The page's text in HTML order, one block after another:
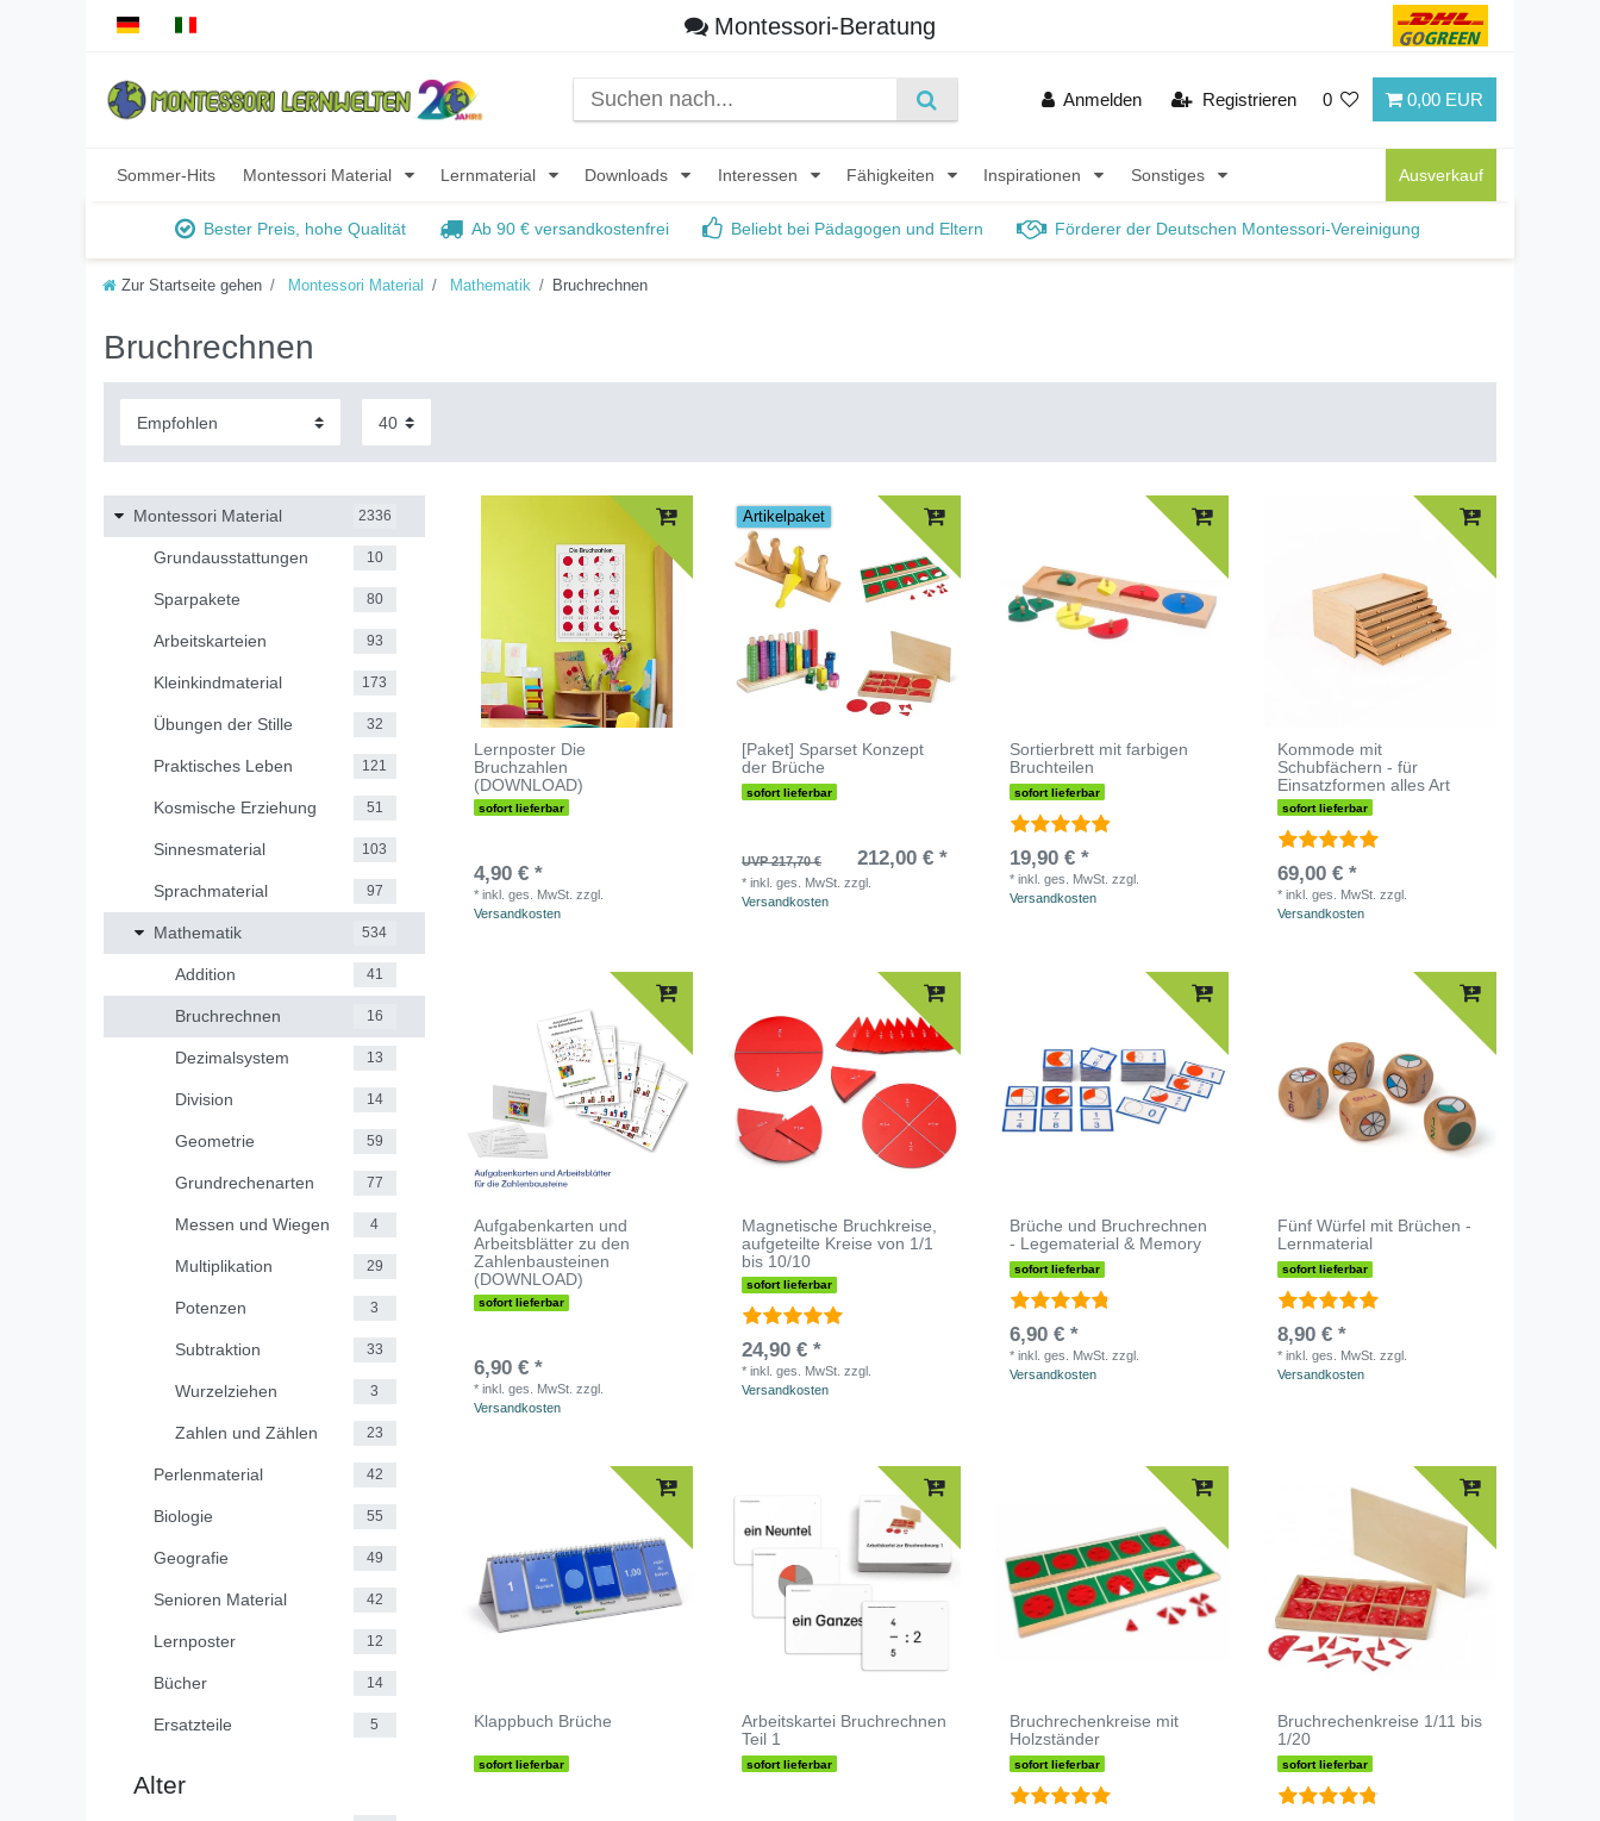
Montessori-Beratung
Anmelden Registrieren 0 0,00 EUR
Sommer-Hits Montessori Material Lernmaterial Downloads Interessen Fähigkeiten Inspirationen Sonstiges Ausverkauf
Bester Preis, hohe Qualität Ab 90 € versandkostenfrei Beliebt bei Pädagogen und Eltern Förderer der Deutschen Montessori-Vereinigung
Zur Startseite gehen Montessori Material Mathematik Bruchrechnen
Bruchrechnen
Montessori Material 2336
Grundausstattungen 10
Sparpakete 80
Arbeitskarteien 93
Kleinkindmaterial 173
Übungen der Stille 32
Praktisches Leben 121
Kosmische Erziehung 51
Sinnesmaterial 103
Sprachmaterial 97
Mathematik 534
Addition 41
Bruchrechnen 16
Dezimalsystem 13
Division 14
Geometrie 59
Grundrechenarten 77
Messen und Wiegen 4
Multiplikation 29
Potenzen 3
Subtraktion 33
Wurzelziehen 3
Zahlen und Zählen 23
Perlenmaterial 42
Biologie 55
Geografie 49
Senioren Material 42
Lernposter 12
Bücher 14
Ersatzteile 5
Alter
Lernposter Die
Bruchzahlen
(DOWNLOAD)
sofort lieferbar
4,90 € *
*inkl. ges. MwSt. zzgl.
Versandkosten
Artikelpaket
[Paket] Sparset Konzept
der Brüche
sofort lieferbar
UVP 217,70 € 212,00 € *
*inkl. ges. MwSt. zzgl.
Versandkosten
Sortierbrett mit farbigen
Bruchteilen
sofort lieferbar
19,90 € *
*inkl. ges. MwSt. zzgl.
Versandkosten
Kommode mit
Schubfächern - für
Einsatzformen alles Art
sofort lieferbar
69,00 € *
*inkl. ges. MwSt. zzgl.
Versandkosten
Aufgabenkarten und
Arbeitsblätter zu den
Zahlenbausteinen
(DOWNLOAD)
sofort lieferbar
6,90 € *
*inkl. ges. MwSt. zzgl.
Versandkosten
Magnetische Bruchkreise,
aufgeteilte Kreise von 1/1
bis 10/10
sofort lieferbar
24,90 € *
*inkl. ges. MwSt. zzgl.
Versandkosten
Brüche und Bruchrechnen
- Legematerial & Memory
sofort lieferbar
6,90 € *
*inkl. ges. MwSt. zzgl.
Versandkosten
Fünf Würfel mit Brüchen -
Lernmaterial
sofort lieferbar
8,90 € *
*inkl. ges. MwSt. zzgl.
Versandkosten
Klappbuch Brüche
sofort lieferbar
Arbeitskartei Bruchrechnen
Teil 1
sofort lieferbar
Bruchrechenkreise mit
Holzständer
sofort lieferbar
Bruchrechenkreise 1/11 bis
1/20
sofort lieferbar